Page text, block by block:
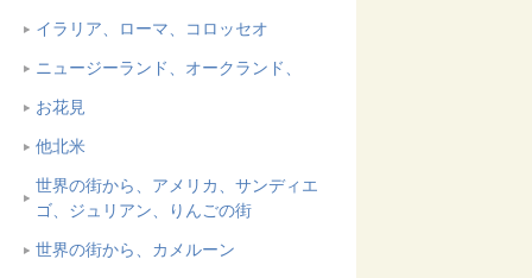
イラリア、ローマ、コロッセオ
ニュージーランド、オークランド、
お花見
他北米
世界の街から、アメリカ、サンディエ
ゴ、ジュリアン、りんごの街
世界の街から、カメルーン